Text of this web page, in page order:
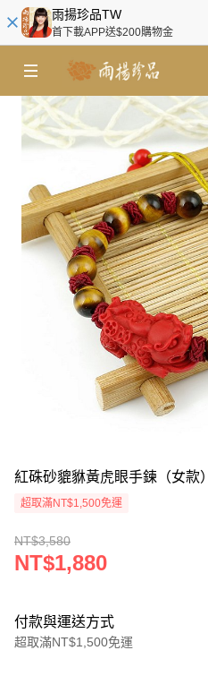
雨揚珍品TW
首下載APP送$200購物金
紅硃砂貔貅黃虎眼手鍊（女款）
超取滿NT$1,500免運
NT$3,580
NT$1,880
付款與運送方式
超取滿NT$1,500免運